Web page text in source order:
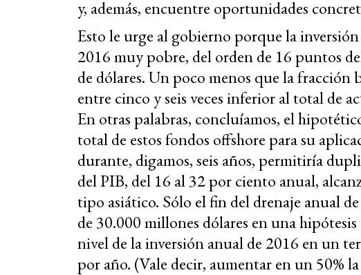
y, además, encuentre oportunidades
Esto le urge al gobierno porque la
2016 muy pobre, del orden de 16 puntos
de dólares. Un poco menos que la fracción
entre cinco y seis veces inferior al total de
En otras palabras, concluíamos, el
total de estos fondos offshore para su
durante, digamos, seis años, permitiría
del PIB, del 16 al 32 por ciento anual,
tipo asiático. Sólo el fin del drenaje anual
de 30.000 millones dólares en una
nivel de la inversión anual de 2016 en un
por año. (Vale decir, aumentar en un 50%